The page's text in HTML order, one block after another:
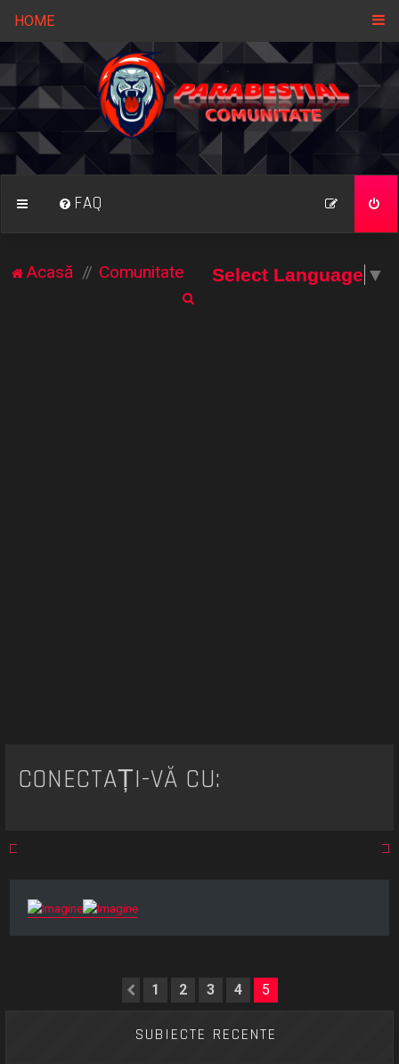
HOME
FAQ
Acasă Comunitate Select Language ▼
CONECTAȚI-VĂ CU:
Anterior
1 2 3 4 5
SUBIECTE RECENTE